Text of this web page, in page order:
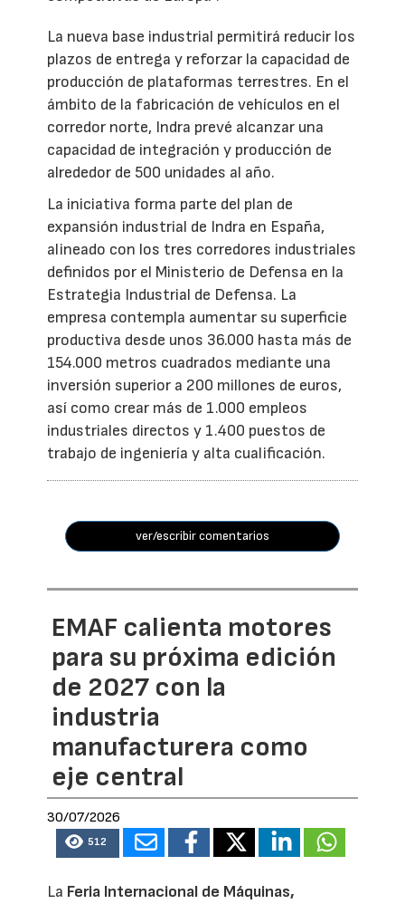
La nueva base industrial permitirá reducir los
plazos de entrega y reforzar la capacidad de
producción de plataformas terrestres. En el
ámbito de la fabricación de vehículos en el
corredor norte, Indra prevé alcanzar una
capacidad de integración y producción de
alrededor de 500 unidades al año.
La iniciativa forma parte del plan de
expansión industrial de Indra en España,
alineado con los tres corredores industriales
definidos por el Ministerio de Defensa en la
Estrategia Industrial de Defensa. La
empresa contempla aumentar su superficie
productiva desde unos 36.000 hasta más de
154.000 metros cuadrados mediante una
inversión superior a 200 millones de euros,
así como crear más de 1.000 empleos
industriales directos y 1.400 puestos de
trabajo de ingeniería y alta cualificación.
ver/escribir comentarios
EMAF calienta motores
para su próxima edición
de 2027 con la
industria
manufacturera como
eje central
30/07/2026
512
La Feria Internacional de Máquinas,